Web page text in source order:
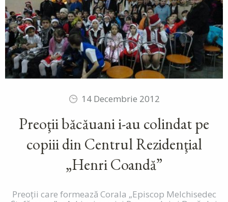
14 Decembrie 2012
Preoţii băcăuani i-au colindat pe
copiii din Centrul Rezidenţial
„Henri Coandă”
Preoţii care formează Corala „Episcop Melchisedec